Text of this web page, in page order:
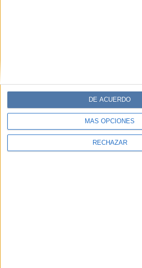
MÁS OPCIONES
RECHAZAR
DE ACUERDO